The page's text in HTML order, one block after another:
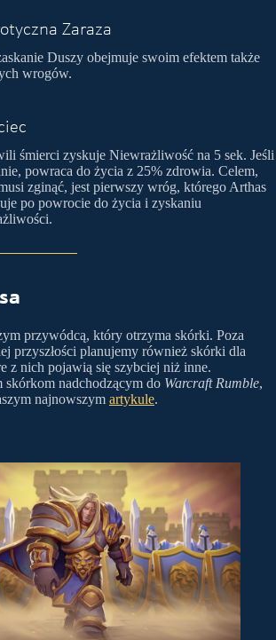
Zaraza
Duszy obejmuje swoim efektem także
wrogów.
śmierci zyskuje Niewrażliwość na 5 sek. Jeśli
powraca do życia z 25% zdrowia. Celem,
zginąć, jest pierwszy wróg, którego Arthas
po powrocie do życia i zyskaniu
przywódcą, który otrzyma skórki. Poza
przyszłości planujemy również skórki dla
z nich pojawią się szybciej niż inne.
nadchodzącym do Warcraft Rumble,
najnowszym artykule.